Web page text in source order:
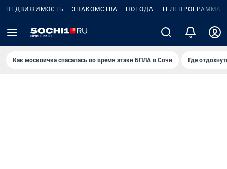
НЕДВИЖИМОСТЬ ЗНАКОМСТВА ПОГОДА ТЕЛЕПРОГРАММА
Как москвичка спасалась во время атаки БПЛА в Сочи Где